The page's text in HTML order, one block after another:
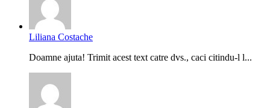
Liliana Costache
Doamne ajuta! Trimit acest text catre dvs., caci citindu-l l...